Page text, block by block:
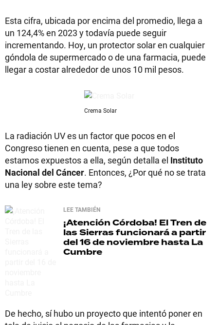
Esta cifra, ubicada por encima del promedio, llega a
un 124,4% en 2023 y todavía puede seguir
incrementando. Hoy, un protector solar en cualquier
góndola de supermercado o de una farmacia, puede
llegar a costar alrededor de unos 10 mil pesos.
Crema Solar
La radiación UV es un factor que pocos en el
Congreso tienen en cuenta, pese a que todos
estamos expuestos a ella, según detalla el Instituto
Nacional del Cáncer. Entonces, ¿Por qué no se trata
una ley sobre este tema?
LEE TAMBIÉN
¡Atención Córdoba! El Tren de
las Sierras funcionará a partir
del 16 de noviembre hasta La
Cumbre
De hecho, sí hubo un proyecto que intentó poner en